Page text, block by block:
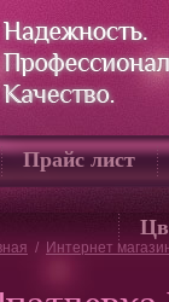
Прайс лист
/ Интернет